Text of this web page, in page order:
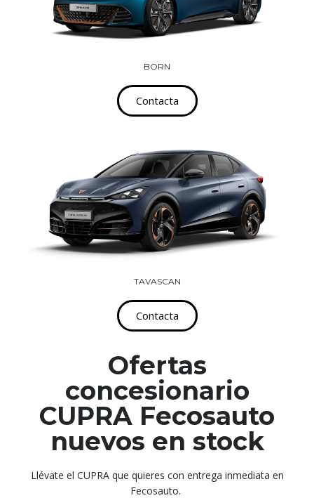
BORN
Contacta
TAVASCAN
Contacta
Ofertas
concesionario
CUPRA Fecosauto
nuevos en stock
Llévate el CUPRA que quieres con entrega inmediata en
Fecosauto.